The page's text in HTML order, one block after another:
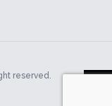
reserved.